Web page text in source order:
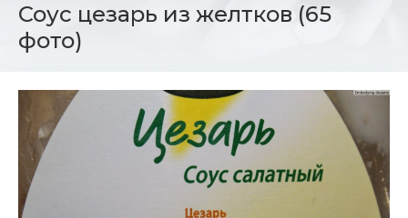
Соус цезарь из желтков (65
фото)